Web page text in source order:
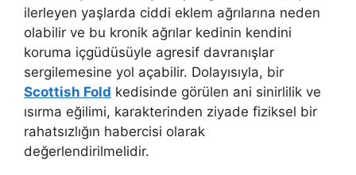
ilerleyen yaşlarda ciddi eklem ağrılarına neden
olabilir ve bu kronik ağrılar kedinin kendini
koruma içgüdüsüyle agresif davranışlar
sergilemesine yol açabilir. Dolayısıyla, bir
Scottish Fold kedisinde görülen ani sinirlilik ve
ısırma eğilimi, karakterinden ziyade fiziksel bir
rahatsızlığın habercisi olarak
değerlendirilmelidir.